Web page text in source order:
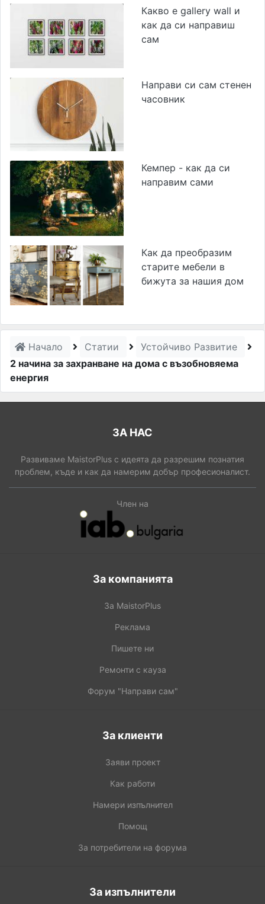
Какво е gallery wall и
как да си направиш
сам
Направи си сам стенен
часовник
Кемпер - как да си
направим сами
Как да преобразим
старите мебели в
бижута за нашия дом
Начало Статии
Устойчиво Развитие
2 начина за захранване на дома с възобновяема
енергия
ЗА НАС
Развиваме MaistorPlus с идеята да разрешим познатия
проблем, къде и как да намерим добър професионалист.
Член на
За компанията
За MaistorPlus
Реклама
Пишете ни
Ремонти с кауза
Форум "Направи сам"
За клиенти
Заяви проект
Как работи
Намери изпълнител
Помощ
За потребители на форума
За изпълнители